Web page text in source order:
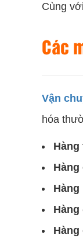
Cùng
Các
Vận
hóa
Hàng
Hàng
Hàng